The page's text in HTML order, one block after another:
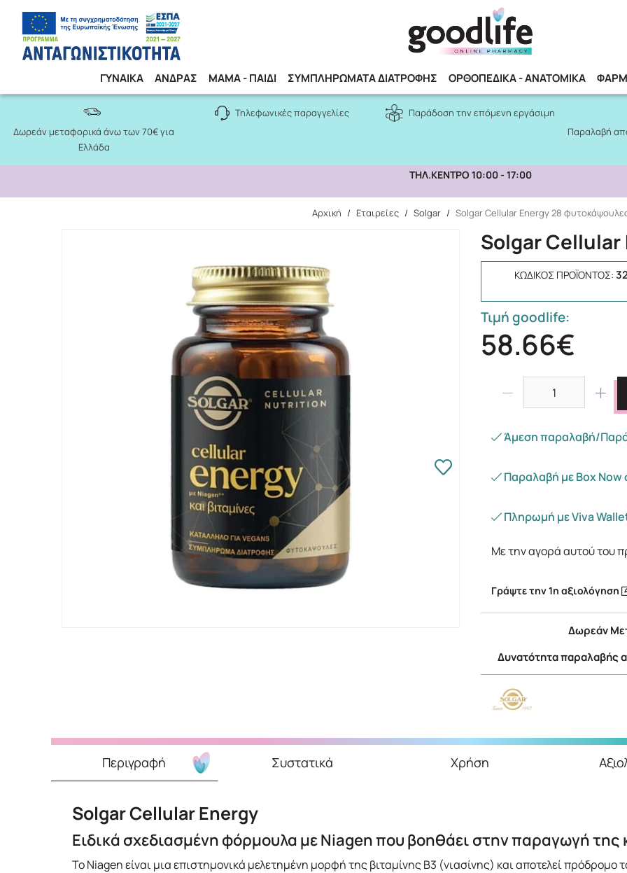
ΓΥΝΑΙΚΑ ΑΝΔΡΑΣ ΜΑΜΑ - ΠΑΙΔΙ ΣΥΜΠΛΗΡΩΜΑΤΑ ΔΙΑΤΡΟΦΗΣ ΟΡΘΟΠΕΔΙΚΑ - ΑΝΑΤΟΜΙΚΑ
Αναζήτηση
Δωρεάν μεταφορικά άνω των 70€ για
Ελλάδα
Τηλεφωνικές παραγγελίες
Παράδοση την επόμενη εργάσιμη
Παραλαβή
ΤΗΛ.ΚΕΝΤΡΟ 10:00 - 17:00
Αρχική / Εταιρείες / Solgar / Solgar Cellular Energy 28
Solgar
ΚΩΔΙΚΌΣ ΠΡΟΪΌΝΤΟΣ:
Τιμή goodlife:
58.66€
Άμεση παραλαβή/
Παραλαβή με Box Now
Πληρωμή με Viva
Με την αγορά αυτού του
Γράψτε την 1η αξιολόγηση
Δωρεάν
Δυνατότητα παραλαβής
Περιγραφή Συστατικά Χρήση
Solgar Cellular Energy
Ειδικά σχεδιασμένη φόρμουλα με Niagen που βοηθάει στην παραγωγή της
Το Niagen είναι μια επιστημονικά μελετημένη μορφή της βιταμίνης Β3 (νιασίνης) και αποτελεί πρόδρομο